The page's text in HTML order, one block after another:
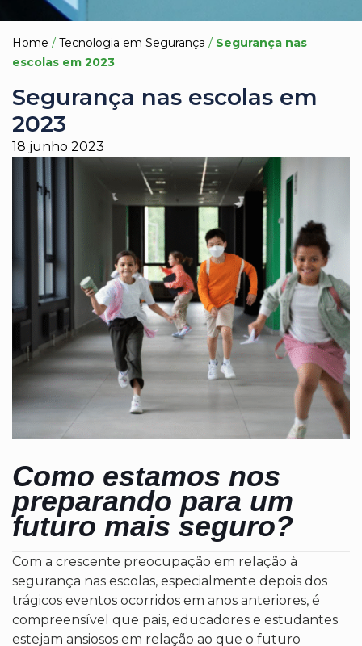
Home / Tecnologia em Segurança / Segurança nas
escolas em 2023
Segurança nas escolas em
2023
18 junho 2023
Como estamos nos
preparando para um
futuro mais seguro?
Com a crescente preocupação em relação à
segurança nas escolas, especialmente depois dos
trágicos eventos ocorridos em anos anteriores, é
compreensível que pais, educadores e estudantes
estejam ansiosos em relação ao que o futuro